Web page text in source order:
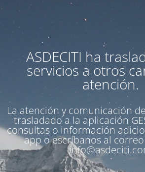
ASDECITI ha
servicios a otros
atención.
La atención y comunicación de
trasladado a la aplicación
consultas o información
app o escríbanos al